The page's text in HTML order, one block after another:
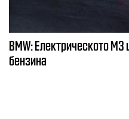
BMW: Електрическото М3
бензина